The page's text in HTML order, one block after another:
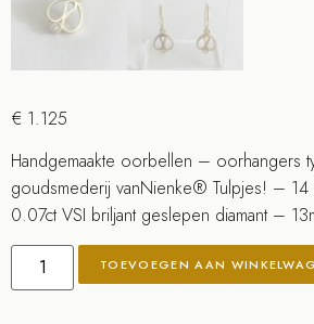
€ 1.125
Handgemaakte oorbellen – oorhangers
goudsmederij vanNienke® Tulpjes! – 14
0.07ct VSI briljant geslepen diamant –
TOEVOEGEN AAN